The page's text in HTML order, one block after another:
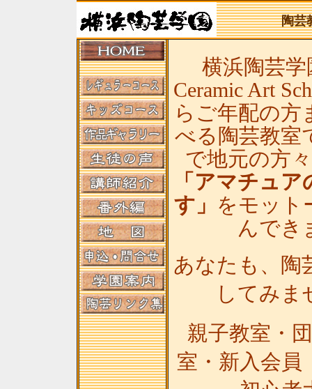
陶芸
横浜陶芸学
Ceramic Art
らご年配の方
べる陶芸教室
で地元の方
「アマチュ
す」 をモット
んでき
あなたも、陶
してみま
親子教室・
室・新入会